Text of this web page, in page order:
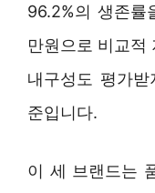
96.2%의 생존률
만원으로 비교적
내구성도 평가
준입니다.
이 세 브랜드는